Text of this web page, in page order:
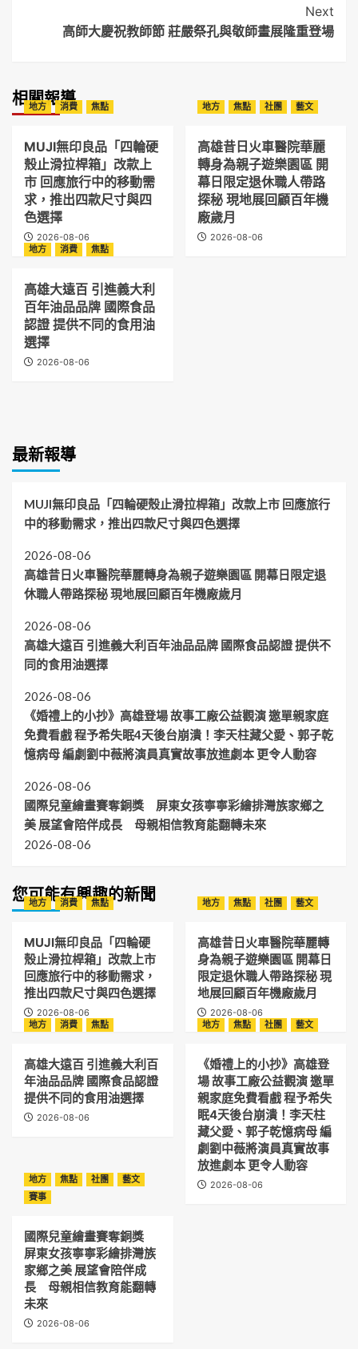
Next
高師大慶祝教師節 莊嚴祭孔與敬師畫展隆重登場
相關報導
地方 消費 焦點
MUJI無印良品「四輪硬
殼止滑拉桿箱」改款上
市 回應旅行中的移動需
求，推出四款尺寸與四
色選擇
2026-08-06
地方 焦點 社團 藝文
高雄昔日火車醫院華麗
轉身為親子遊樂園區 開
幕日限定退休職人帶路
探秘 現地展回顧百年機
廠歲月
2026-08-06
地方
消費 焦點
高雄大遠百 引進義大利
百年油品品牌 國際食品
認證 提供不同的食用油
選擇
2026-08-06
最新報導
MUJI無印良品「四輪硬殼止滑拉桿箱」改款上市 回應旅行
中的移動需求，推出四款尺寸與四色選擇
2026-08-06
高雄昔日火車醫院華麗轉身為親子遊樂園區 開幕日限定退
休職人帶路探秘 現地展回顧百年機廠歲月
2026-08-06
高雄大遠百 引進義大利百年油品品牌 國際食品認證 提供不
同的食用油選擇
2026-08-06
《婚禮上的小抄》高雄登場 故事工廠公益觀演 邀單親家庭
免費看戲 程予希失眠4天後台崩潰！李天柱藏父愛、郭子乾
憶病母 編劇劉中薇將演員真實故事放進劇本 更令人動容
2026-08-06
國際兒童繪畫賽奪銅獎 屏東女孩寧寧彩繪排灣族家鄉之
美 展望會陪伴成長 母親相信教育能翻轉未來
2026-08-06
您可能有興趣的新聞
地方 消費 焦點
MUJI無印良品「四輪硬
殼止滑拉桿箱」改款上市
回應旅行中的移動需求，
推出四款尺寸與四色選擇
2026-08-06
地方 焦點 社團 藝文
高雄昔日火車醫院華麗轉
身為親子遊樂園區 開幕日
限定退休職人帶路探秘 現
地展回顧百年機廠歲月
2026-08-06
地方
消費 焦點
高雄大遠百 引進義大利百
年油品品牌 國際食品認證
提供不同的食用油選擇
2026-08-06
地方 焦點 社團 藝文
《婚禮上的小抄》高雄登
場 故事工廠公益觀演 邀單
親家庭免費看戲 程予希失
眠4天後台崩潰！李天柱
藏父愛、郭子乾憶病母 編
劇劉中薇將演員真實故事
放進劇本 更令人動容
2026-08-06
地方 焦點 社團
藝文
賽事
國際兒童繪畫賽奪銅獎
屏東女孩寧寧彩繪排灣族
家鄉之美 展望會陪伴成
長 母親相信教育能翻轉
未來
2026-08-06